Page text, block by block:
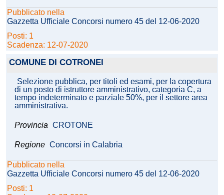
Pubblicato nella
Gazzetta Ufficiale Concorsi numero 45 del 12-06-2020
Posti: 1
Scadenza: 12-07-2020
COMUNE DI COTRONEI
Selezione pubblica, per titoli ed esami, per la copertura
di un posto di istruttore amministrativo, categoria C, a
tempo indeterminato e parziale 50%, per il settore area
amministrativa.
Provincia CROTONE
Regione Concorsi in Calabria
Pubblicato nella
Gazzetta Ufficiale Concorsi numero 45 del 12-06-2020
Posti: 1